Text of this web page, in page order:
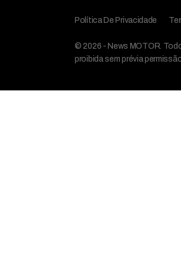
Política De Privacidade
© 2026 - News MOTOR.
proibida sem prévia